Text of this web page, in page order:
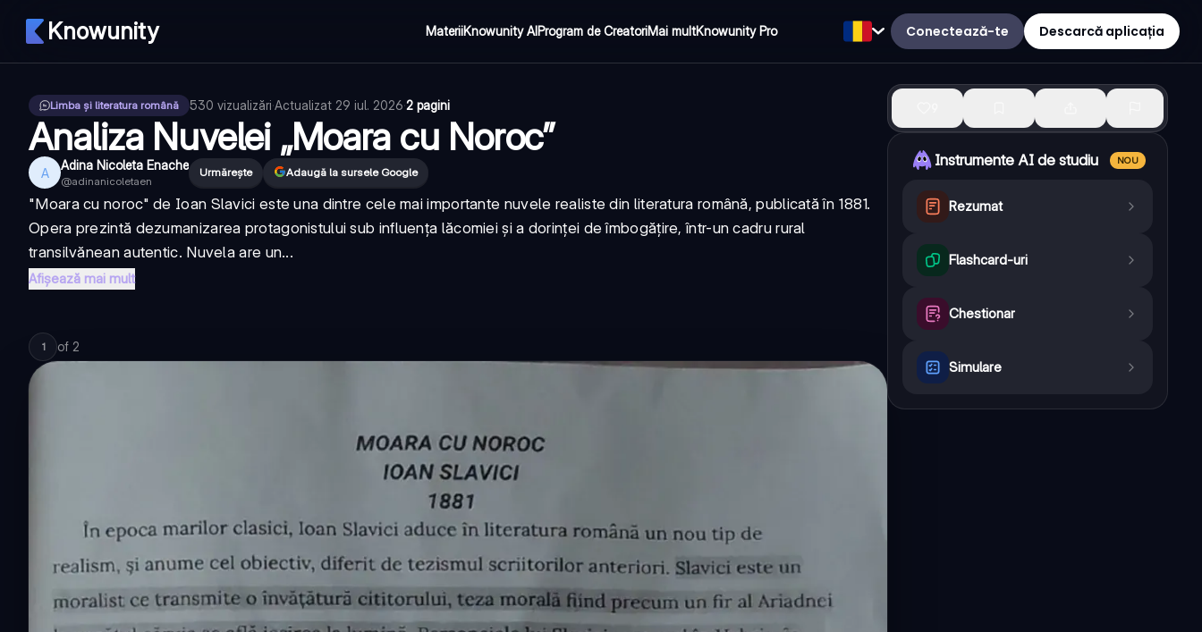
Knowunity MateriiKnowunity AIProgram de CreatoriMai multKnowunity Pro Conectează-te Descarcă aplicația
Limba și literatura română 530 vizualizări·Actualizat 29 iul. 2026·2 pagini
Analiza Nuvelei „Moara cu Noroc”
A Adina Nicoleta Enache
@adinanicoletaen
Urmărește Adaugă la sursele Google
"Moara cu noroc" de Ioan Slavici este una dintre cele mai importante nuvele realiste din literatura română, publicată în 1881.
Opera prezintă dezumanizarea protagonistului sub influența lăcomiei și a dorinței de îmbogățire, într-un cadru rural
transilvănean autentic. Nuvela are un...
Afișează mai mult
1 of 2
Instrumente AI de studiu NOU
Rezumat
Flashcard-uri
Chestionar
Simulare